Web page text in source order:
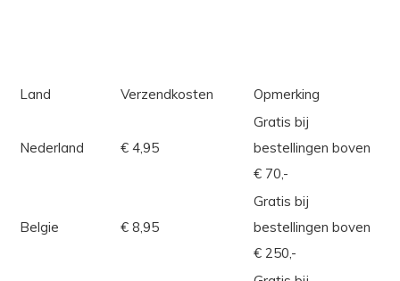
Land Verzendkosten Opmerking
Nederland € 4,95
Gratis bij
bestellingen boven
€ 70,-
Belgie € 8,95
Gratis bij
bestellingen boven
€ 250,-